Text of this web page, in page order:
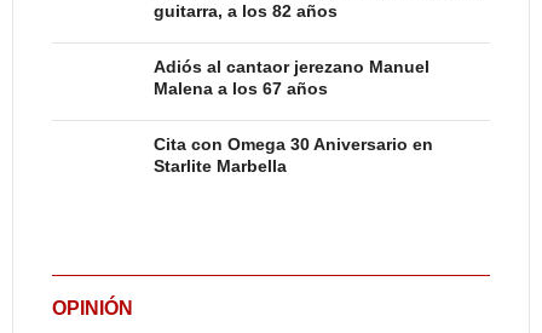
guitarra, a los 82 años
Adiós al cantaor jerezano Manuel
Malena a los 67 años
Cita con Omega 30 Aniversario en
Starlite Marbella
OPINIÓN